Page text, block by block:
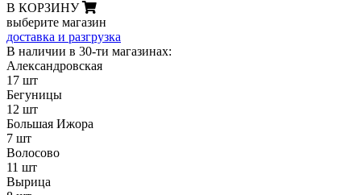
В КОРЗИНУ
выберите магазин
доставка и разгрузка
В наличии в 30-ти магазинах:
Александровская
17 шт
Бегуницы
12 шт
Большая Ижора
7 шт
Волосово
11 шт
Вырица